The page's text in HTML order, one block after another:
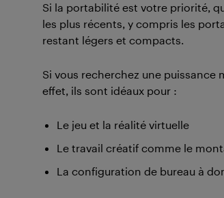
Si la portabilité est votre priorité,
les plus récents, y compris les
restant légers et compacts.
Si vous recherchez une puissance
effet, ils sont idéaux pour :
Le jeu et la réalité virtuelle
Le travail créatif comme le
La configuration de bureau à